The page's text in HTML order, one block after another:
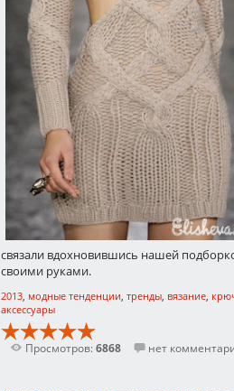
связали вдохновившись нашей
своими руками.
2013, модные тенденции, тренды, вязание,
аксессуары
Просмотров:6868 нет